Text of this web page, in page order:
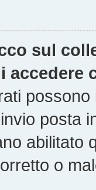
sul
accedere
posta
abilitato
o